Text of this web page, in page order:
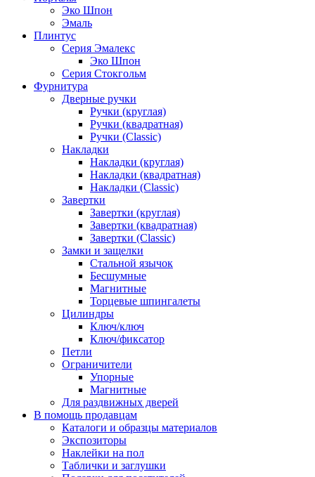
Эко Шпон
Эмаль
Плинтус
Серия Эмалекс
Эко Шпон
Серия Стокгольм
Фурнитура
Дверные ручки
Ручки (круглая)
Ручки (квадратная)
Ручки (Classic)
Накладки
Накладки (круглая)
Накладки (квадратная)
Накладки (Classic)
Завертки
Завертки (круглая)
Завертки (квадратная)
Завертки (Classic)
Замки и защелки
Стальной язычок
Бесшумные
Магнитные
Торцевые шпингалеты
Цилиндры
Ключ/ключ
Ключ/фиксатор
Петли
Ограничители
Упорные
Магнитные
Для раздвижных дверей
В помощь продавцам
Каталоги и образцы материалов
Экспозиторы
Наклейки на пол
Таблички и заглушки